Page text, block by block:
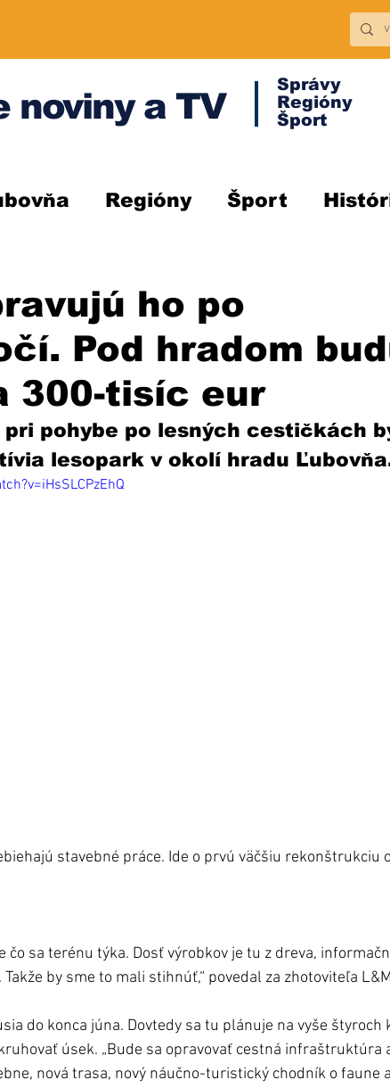
noviny a TV
Správy
Regióny
Šport
Regióny Šport
ho po
Pod hradom
300-tisíc eur
pohybe po lesných cestičkách
lesopark v okolí hradu
stavebné práce. Ide o prvú väčšiu rekonštrukciu
čo sa terénu týka. Dosť výrobkov je tu z dreva,
by sme to mali stihnúť,“ povedal za zhotoviteľa
do konca júna. Dovtedy sa tu plánuje na vyše štyroch
úsek. „Bude sa opravovať cestná infraštruktúra
nová trasa, nový náučno-turistický chodník o faune